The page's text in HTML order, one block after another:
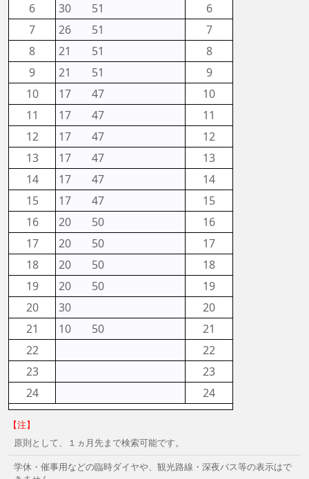
6
30 51
6
7
26 51
7
8
21 51
8
9
21 51
9
10
17 47
10
11
17 47
11
12
17 47
12
13
17 47
13
14
17 47
14
15
17 47
15
16
20 50
16
17
20 50
17
18
20 50
18
19
20 50
19
20
30
20
21
10 50
21
22
22
23
23
24
24
【注】
原則として、１ヵ月先まで検索可能です。
学休・催事用などの臨時ダイヤや、観光路線・深夜バス等の表示はで